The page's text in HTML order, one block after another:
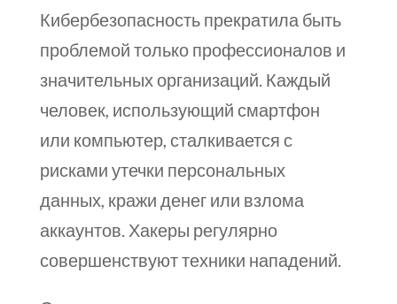
Кибербезопасность прекратила быть
проблемой только профессионалов и
значительных организаций. Каждый
человек, использующий смартфон
или компьютер, сталкивается с
рисками утечки персональных
данных, кражи денег или взлома
аккаунтов. Хакеры регулярно
совершенствуют техники нападений.